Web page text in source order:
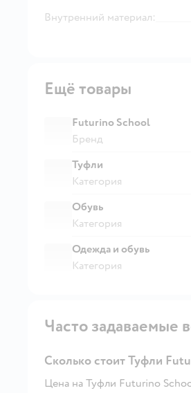
Внутренний материал:
Ещё товары
Futurino School
Бренд
Туфли
Категория
Обувь
Категория
Одежда и обувь
Категория
Часто задаваемые
Сколько
Цена на Туфли Futurino